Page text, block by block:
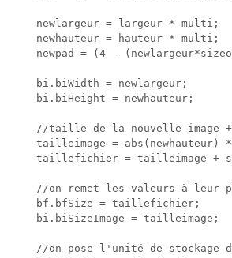
    newlargeur = largeur * multi;
    newhauteur = hauteur * multi;
newpad = (4 -
    bi.biWidth = newlargeur;
//on pose l'unité de stockage